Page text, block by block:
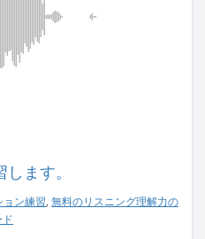
ます。
ョン練習, 無料のリスニング理解力の